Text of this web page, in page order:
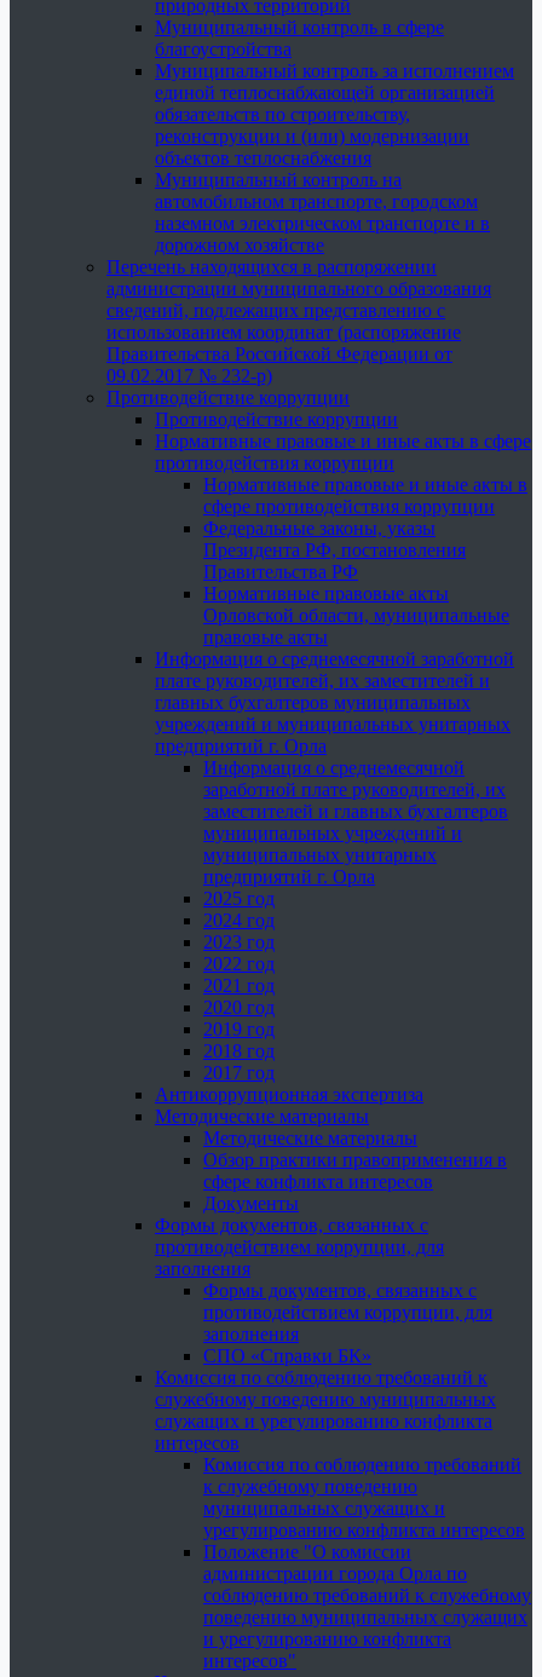
природных территорий
Муниципальный контроль в сфере
благоустройства
Муниципальный контроль за исполнением
единой теплоснабжающей организацией
обязательств по строительству,
реконструкции и (или) модернизации
объектов теплоснабжения
Муниципальный контроль на
автомобильном транспорте, городском
наземном электрическом транспорте и в
дорожном хозяйстве
Перечень находящихся в распоряжении
администрации муниципального образования
сведений, подлежащих представлению с
использованием координат (распоряжение
Правительства Российской Федерации от
09.02.2017 № 232-р)
Противодействие коррупции
Противодействие коррупции
Нормативные правовые и иные акты в сфере
противодействия коррупции
Нормативные правовые и иные акты в
сфере противодействия коррупции
Федеральные законы, указы
Президента РФ, постановления
Правительства РФ
Нормативные правовые акты
Орловской области, муниципальные
правовые акты
Информация о среднемесячной заработной
плате руководителей, их заместителей и
главных бухгалтеров муниципальных
учреждений и муниципальных унитарных
предприятий г. Орла
Информация о среднемесячной
заработной плате руководителей, их
заместителей и главных бухгалтеров
муниципальных учреждений и
муниципальных унитарных
предприятий г. Орла
2025 год
2024 год
2023 год
2022 год
2021 год
2020 год
2019 год
2018 год
2017 год
Антикоррупционная экспертиза
Методические материалы
Методические материалы
Обзор практики правоприменения в
сфере конфликта интересов
Документы
Формы документов, связанных с
противодействием коррупции, для
заполнения
Формы документов, связанных с
противодействием коррупции, для
заполнения
СПО «Справки БК»
Комиссия по соблюдению требований к
служебному поведению муниципальных
служащих и урегулированию конфликта
интересов
Комиссия по соблюдению требований
к служебному поведению
муниципальных служащих и
урегулированию конфликта интересов
Положение "О комиссии
администрации города Орла по
соблюдению требований к служебному
поведению муниципальных служащих
и урегулированию конфликта
интересов"